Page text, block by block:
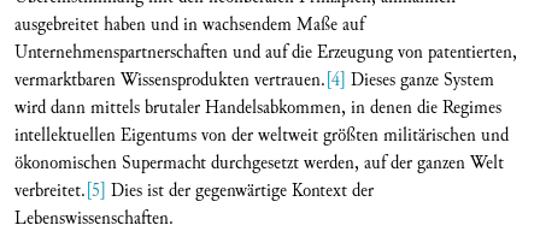
ausgebreitet haben und in wachsendem Maße auf
Unternehmenspartnerschaften und auf die Erzeugung von patentierten,
vermarktbaren Wissensprodukten vertrauen.[4] Dieses ganze System
wird dann mittels brutaler Handelsabkommen, in denen die Regimes
intellektuellen Eigentums von der weltweit größten militärischen und
ökonomischen Supermacht durchgesetzt werden, auf der ganzen Welt
verbreitet.[5] Dies ist der gegenwärtige Kontext der
Lebenswissenschaften.